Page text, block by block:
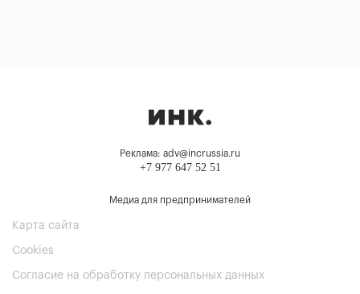
Реклама: adv@incrussia.ru
+7 977 647 52 51
Медиа для предпринимателей
Карта сайта
Cookies
Согласие на обработку персональных данных